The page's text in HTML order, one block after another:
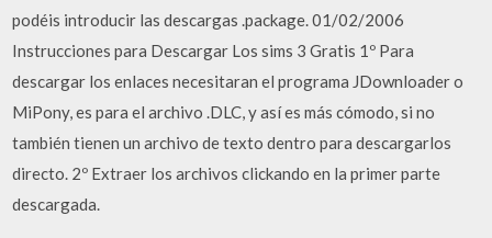
podéis introducir las descargas .package. 01/02/2006
Instrucciones para Descargar Los sims 3 Gratis 1º Para
descargar los enlaces necesitaran el programa JDownloader o
MiPony, es para el archivo .DLC, y así es más cómodo, si no
también tienen un archivo de texto dentro para descargarlos
directo. 2º Extraer los archivos clickando en la primer parte
descargada.